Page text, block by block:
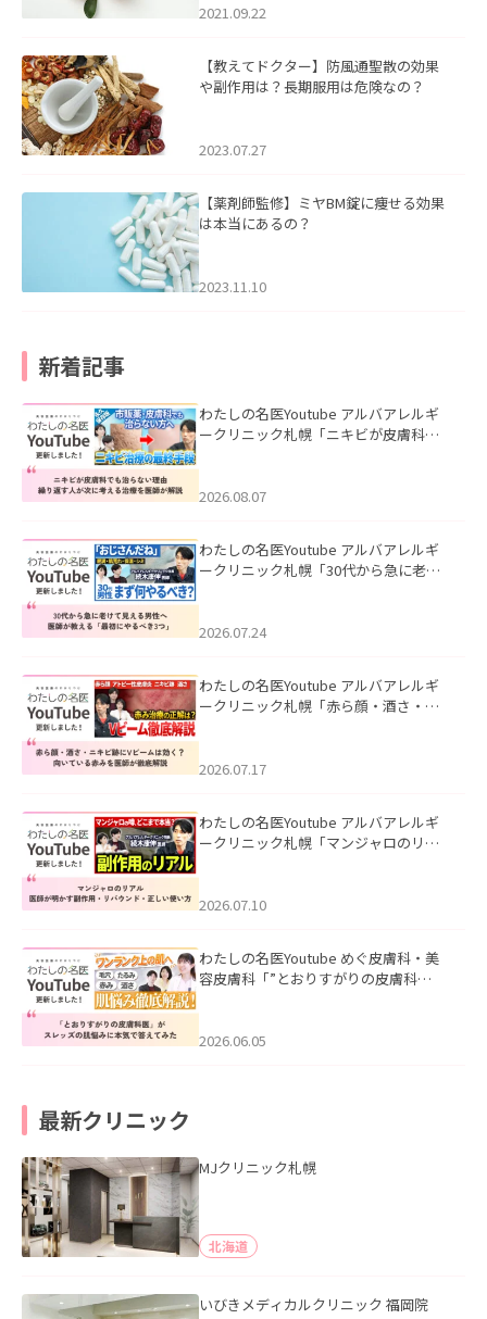
2021.09.22
【教えてドクター】防風通聖散の効果
や副作用は？長期服用は危険なの？
2023.07.27
【薬剤師監修】ミヤBM錠に痩せる効果
は本当にあるの？
2023.11.10
新着記事
わたしの名医Youtube アルバアレルギ
ークリニック札幌「ニキビが皮膚科で
ました。
2026.08.07
わたしの名医Youtube アルバアレルギ
ークリニック札幌「30代から急に老け
た。
2026.07.24
わたしの名医Youtube アルバアレルギ
ークリニック札幌「赤ら顔・酒さ・ニ
した。
2026.07.17
わたしの名医Youtube アルバアレルギ
ークリニック札幌「マンジャロのリア
た。
2026.07.10
わたしの名医Youtube めぐ皮膚科・美
容皮膚科「”とおりすがりの皮膚科
2026.06.05
最新クリニック
MJクリニック札幌
北海道
いびきメディカルクリニック 福岡院